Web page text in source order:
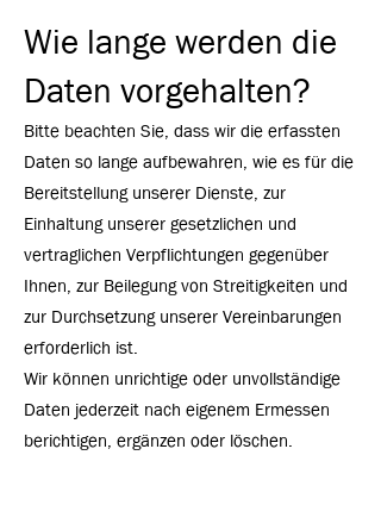
Wie lange werden die
Daten vorgehalten?
Bitte beachten Sie, dass wir die erfassten
Daten so lange aufbewahren, wie es für die
Bereitstellung unserer Dienste, zur
Einhaltung unserer gesetzlichen und
vertraglichen Verpflichtungen gegenüber
Ihnen, zur Beilegung von Streitigkeiten und
zur Durchsetzung unserer Vereinbarungen
erforderlich ist.
Wir können unrichtige oder unvollständige
Daten jederzeit nach eigenem Ermessen
berichtigen, ergänzen oder löschen.